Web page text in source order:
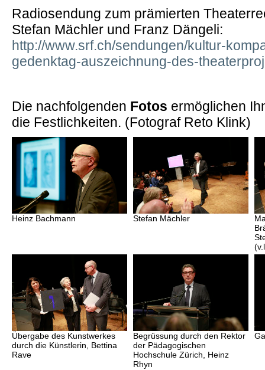
Radiosendung zum prämierten
Stefan Mächler und Franz Dängeli:
http://www.srf.ch/sendungen/kultur-
gedenktag-auszeichnung-des-
Die nachfolgenden Fotos ermöglichen
die Festlichkeiten. (Fotograf Reto Klink)
Heinz Bachmann Stefan Mächler
Übergabe des Kunstwerkes
durch die Künstlerin, Bettina
Rave
Begrüssung durch den Rektor
der Pädagogischen
Hochschule Zürich, Heinz
Rhyn